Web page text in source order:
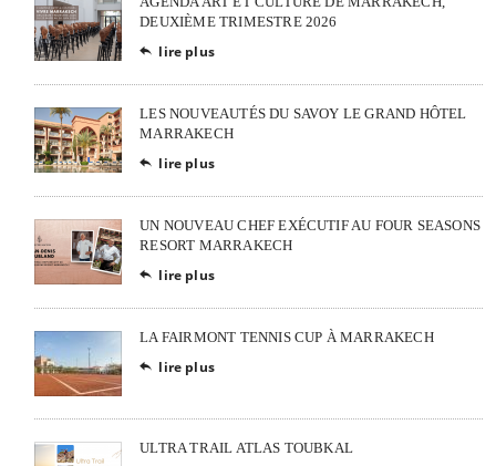
DEUXIÈME TRIMESTRE 2026
 lire plus
LES NOUVEAUTÉS DU SAVOY LE GRAND HÔTEL
MARRAKECH
 lire plus
UN NOUVEAU CHEF EXÉCUTIF AU FOUR SEASONS
RESORT MARRAKECH
 lire plus
LA FAIRMONT TENNIS CUP À MARRAKECH
 lire plus
ULTRA TRAIL ATLAS TOUBKAL